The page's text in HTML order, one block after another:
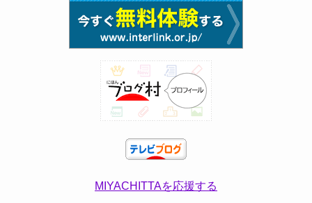
MIYACHITTAを応援する